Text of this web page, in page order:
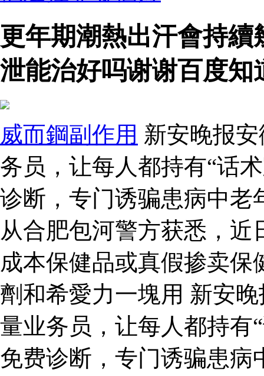
更年期潮熱出汗會持
泄能治好吗谢谢百度知
威而鋼副作用 新安晚报
务员，让每人都持有“话
诊断，专门诱骗患病中
从合肥包河警方获悉，
成本保健品或真假掺卖
劑和希愛力一塊用 新安
量业务员，让每人都持有
免费诊断，专门诱骗患